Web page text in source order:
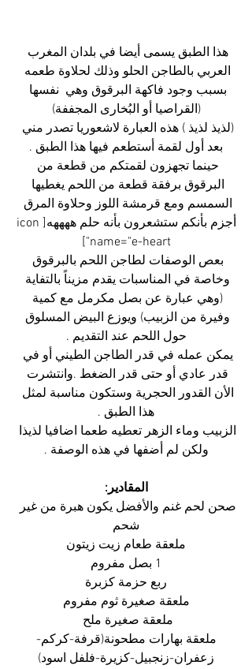
هذا الطبق يسمى أيضا في بلدان المغرب
العربي بالطاجن الحلو وذلك لحلاوة طعمه
بسبب وجود فاكهة البرقوق وهي  نفسها
(القراصيا أو البُخارى المجففة)
(لذيذ لذيذ ) هذه العبارة لاشعوريا تصدر مني
بعد أول لقمة أستطعم فيها هذا الطبق .
حينما تجهزون لقمتكم من قطعة من
البرقوق برفقة قطعة من اللحم يغطيها
السمسم ومع قرمشة اللوز وحلاوة المرق
أجزم بأنكم ستشعرون بأنه حلم ههههه[icon
name="e-heart"]
بعص الوصفات لطاجن اللحم بالبرقوق
وخاصة في المناسبات يقدم مزيناً بالتفاية
(وهي عبارة عن بصل مكرمل مع كمية
وفيرة من الزبيب) ويوزع البيض المسلوق
حول اللحم عند التقديم .
يمكن عمله في قدر الطاجن الطيني أو في
قدر عادي أو حتى قدر الضغط .وانتشرت
الأن القدور الحجرية وستكون مناسبة لمثل
هذا الطبق .
الزبيب وماء الزهر تعطيه طعما اضافيا لذيذا
ولكن لم أضفها في هذه الوصفة .
المقادير:
صحن لحم غنم والأفضل يكون هبرة من غير
شحم
ملعقة طعام زيت زيتون
1 بصل مفروم
ربع حزمة كزبرة
ملعقة صغيرة ثوم مفروم
ملعقة صغيرة ملح
ملعقة بهارات مطحونة(قرفة-كركم-
زعفران-زنجبيل-كزيرة-فلفل اسود)